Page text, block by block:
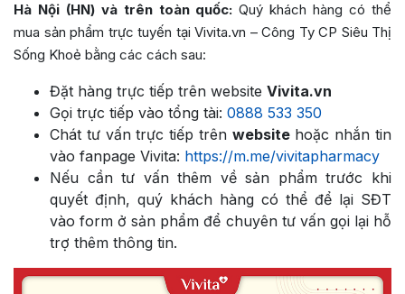
Hà Nội (HN) và trên toàn quốc: Quý khách hàng có thể
mua sản phẩm trực tuyến tại Vivita.vn – Công Ty CP Siêu Thị
Sống Khoẻ bằng các cách sau:
Đặt hàng trực tiếp trên website Vivita.vn
Gọi trực tiếp vào tổng tài: 0888 533 350
Chát tư vấn trực tiếp trên websitehoặc nhắn tin
vào fanpage Vivita: https://m.me/vivitapharmacy
Nếu cần tư vấn thêm về sản phẩm trước khi
quyết định, quý khách hàng có thể để lại SĐT
vào form ở sản phẩm để chuyên tư vấn gọi lại hỗ
trợ thêm thông tin.